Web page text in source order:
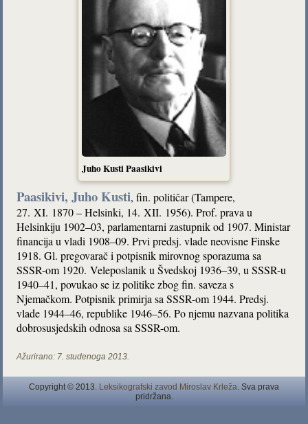
Juho Kusti Paasikivi
Paasikivi, Juho Kusti, fin. političar (Tampere,
27. XI. 1870 – Helsinki, 14. XII. 1956). Prof. prava u
Helsinkiju 1902–03, parlamentarni zastupnik od 1907. Ministar
financija u vladi 1908–09. Prvi predsj. vlade neovisne Finske
1918. Gl. pregovarač i potpisnik mirovnog sporazuma sa
SSSR-om 1920. Veleposlanik u Švedskoj 1936–39, u SSSR-u
1940–41, povukao se iz politike zbog fin. saveza s
Njemačkom. Potpisnik primirja sa SSSR-om 1944. Predsj.
vlade 1944–46, republike 1946–56. Po njemu nazvana politika
dobrosusjedskih odnosa sa SSSR-om.
Ažurirano: 7. studenoga 2013.
Copyright © 2013. Leksikografski zavod Miroslav Krleža. Sva prava
pridržana.